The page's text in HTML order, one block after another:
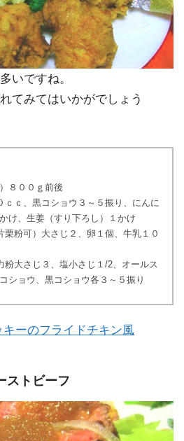
いですね。
てみてはいかがでしょう
８００ｇ前後
ｃｃ、黒コショウ３～５振り、にんに
け、生姜（すり下ろし）１かけ
栗粉可）大さじ２、卵１個、牛乳１０
粉大さじ３、塩小さじ１/2、オールス
ショウ、黒コショウ各３～５振り
ーのフライドチキン風
ストビーフ